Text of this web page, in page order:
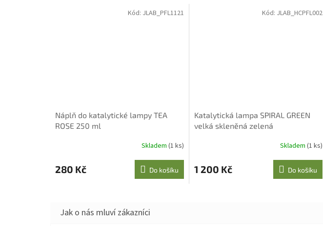
Náplň do katalytické lampy TEA
ROSE 250 ml
Skladem (1 ks)
280 Kč Do košíku
Kód: JLAB_PFL1121
Katalytická lampa SPIRAL GREEN
velká skleněná zelená
Skladem (1 ks)
1 200 Kč Do košíku
Kód: JLAB_HCPFL002